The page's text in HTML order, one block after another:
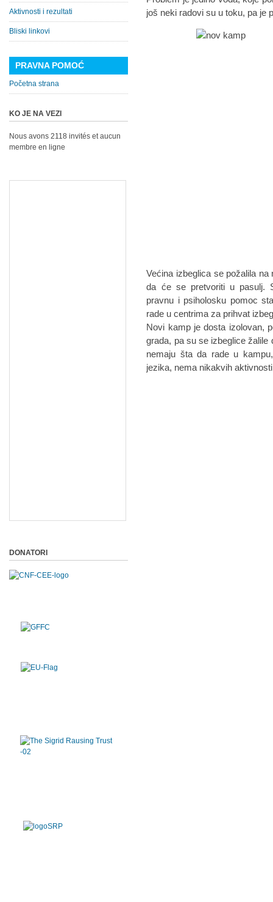
još neki radovi su u toku, pa je
Većina izbeglica se požalila
da će se pretvoriti u pasulj.
pravnu i psiholosku pomoc
rade u centrima za prihvat
Novi kamp je dosta izolovan,
grada, pa su se izbeglice žalile
nemaju šta da rade u
jezika, nema nikakvih
Aktivnosti i rezultati
Bliski linkovi
PRAVNA POMOĆ
Početna strana
KO JE NA VEZI
Nous avons 2118 invités et aucun
membre en ligne
DONATORI